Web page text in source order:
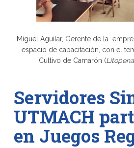
Miguel Aguilar, Gerente de la
espacio de capacitación, con el
Cultivo de Camarón (
Servidores
UTMACH
en Juegos